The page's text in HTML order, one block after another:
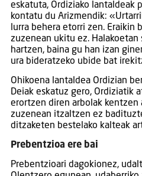
eskatuta, Ordiziako lantaldeak
kontatu du Arizmendik:
lurra behera etorri zen. Eraikin
zuzenean ukitu ez.
hartzen, baina gu han izan
ura bideratzeko ubide bat
Ohikoena lantaldea Ordizian
Deiak eskatuz gero, Ordiziatik
erortzen diren arbolak
zuzenean itzaltzen ez
ditzaketen bestelako kalteak
Prebentzioa ere bai
Prebentzioari dagokionez,